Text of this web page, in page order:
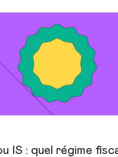
IS : quel régime